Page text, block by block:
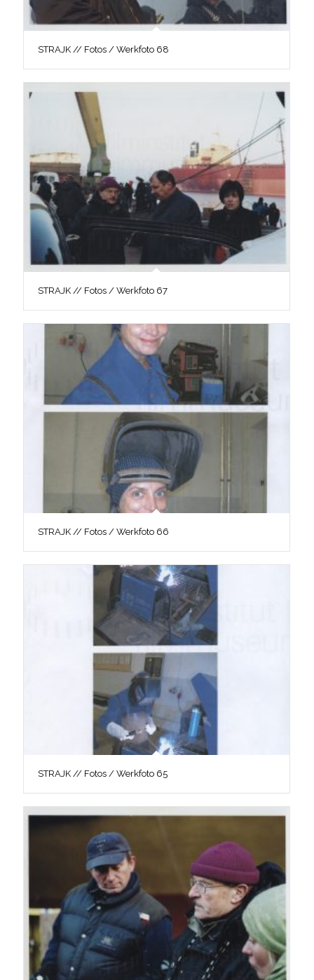
STRAJK // Fotos / Werkfoto 68
STRAJK // Fotos / Werkfoto 67
STRAJK // Fotos / Werkfoto 66
STRAJK // Fotos / Werkfoto 65